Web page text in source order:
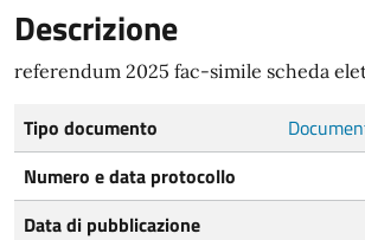
Descrizione
referendum 2025 fac-simile scheda
Tipo documento
Numero e data protocollo
Data di pubblicazione